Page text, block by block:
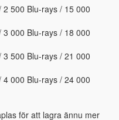
500 Blu-rays / 15 000
000 Blu-rays / 18 000
500 Blu-rays / 21 000
000 Blu-rays / 24 000
för att lagra ännu mer